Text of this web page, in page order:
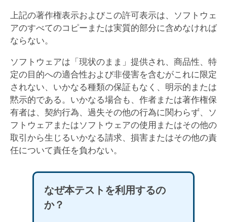
上記の著作権表示およびこの許可表示は、ソフトウェ
アのすべてのコピーまたは実質的部分に含めなければ
ならない。
ソフトウェアは「現状のまま」提供され、商品性、特
定の目的への適合性および非侵害を含むがこれに限定
されない、いかなる種類の保証もなく、明示的または
黙示的である。いかなる場合も、作者または著作権保
有者は、契約行為、過失その他の行為に関わらず、ソ
フトウェアまたはソフトウェアの使用またはその他の
取引から生じるいかなる請求、損害またはその他の責
任について責任を負わない。
なぜ本テストを利用するの
か？